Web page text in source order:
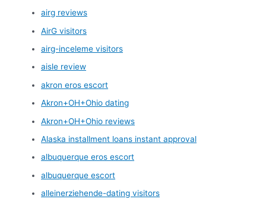
airg reviews
AirG visitors
airg-inceleme visitors
aisle review
akron eros escort
Akron+OH+Ohio dating
Akron+OH+Ohio reviews
Alaska installment loans instant approval
albuquerque eros escort
albuquerque escort
alleinerziehende-dating visitors